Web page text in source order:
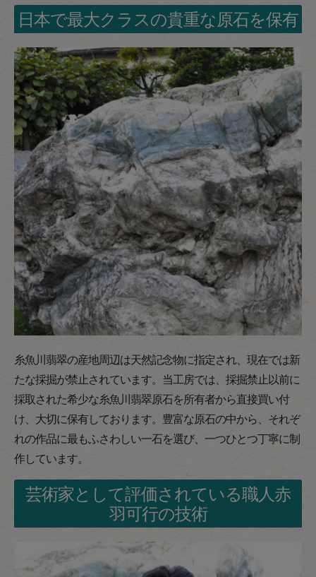
日本で最大クラスの貴重な原石を保有
糸魚川翡翠の産地周辺は天然記念物に指定され、現在では新
たな採掘が禁止されています。当工房では、採掘禁止以前に
採取された希少な糸魚川翡翠原石を所有者から直接買い付
け、大切に保有しております。豊富な原石の中から、それぞ
れの作品に最もふさわしい一石を選び、一つひとつ丁寧に制
作しています。
芸術家として評価されている職人赤
羽可行の技術